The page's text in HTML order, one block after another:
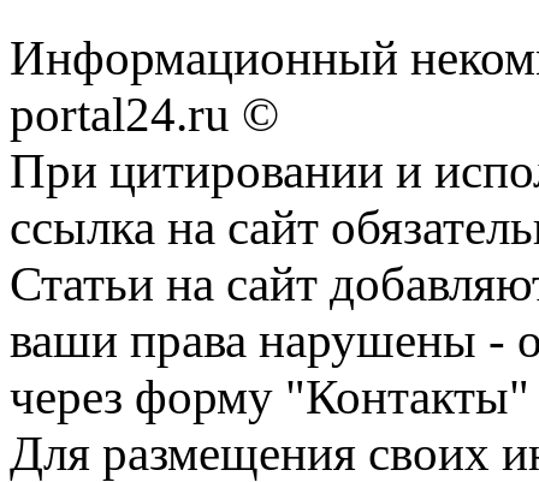
Информационный
portal24.ru ©
При цитировании и
ссылка на сайт
Статьи на сайт
ваши права нарушены -
через форму "Контакты"
Для размещения своих